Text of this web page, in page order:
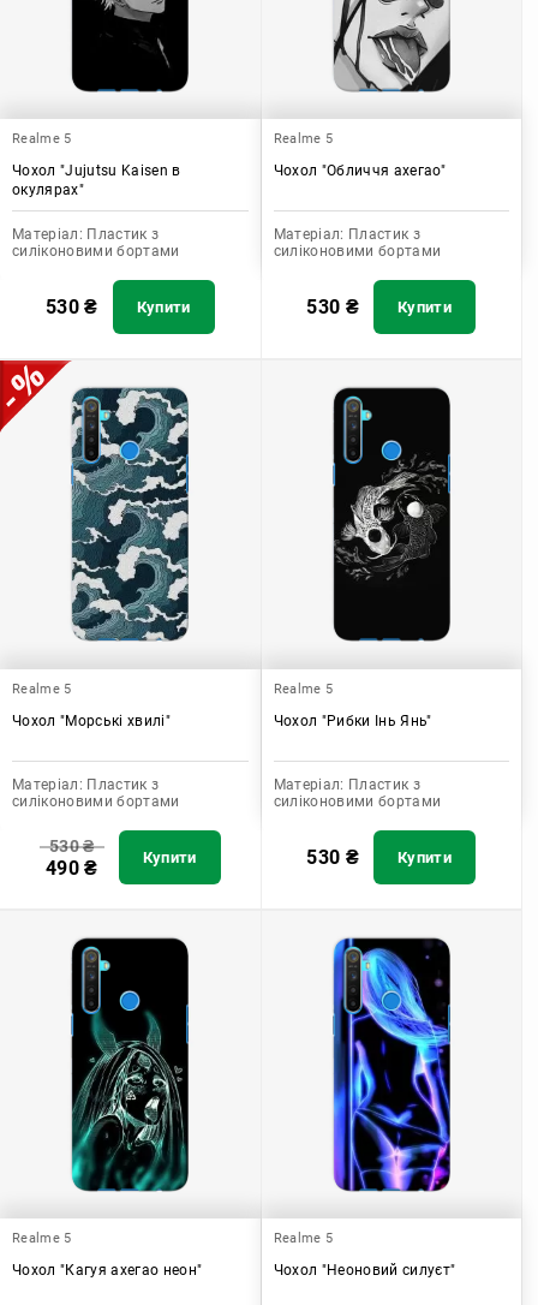
Realme 5
Чохол "Jujutsu Kaisen в
окулярах"
Матеріал: Пластик з
силіконовими бортами
530₴ Купити
Realme 5
Чохол "Обличчя ахегао"
Матеріал: Пластик з
силіконовими бортами
530 ₴ Купити
Realme 5
Чохол "Морські хвилі"
Матеріал: Пластик з
силіконовими бортами
530₴
490₴ Купити
Realme 5
Чохол "Рибки Інь Янь"
Матеріал: Пластик з
силіконовими бортами
530 ₴ Купити
Realme 5
Чохол "Кагуя ахегао неон"
Realme 5
Чохол "Неоновий силуєт"